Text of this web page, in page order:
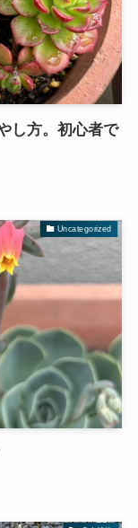
し方。初心者で
Uncategorized